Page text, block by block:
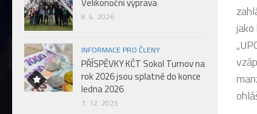
8. 4. 2026
INFORMACE PRO ČLENY
PŘÍSPĚVKY KČT Sokol Turnov na
rok 2026 jsou splatné do konce
ledna 2026
1. 12. 2025